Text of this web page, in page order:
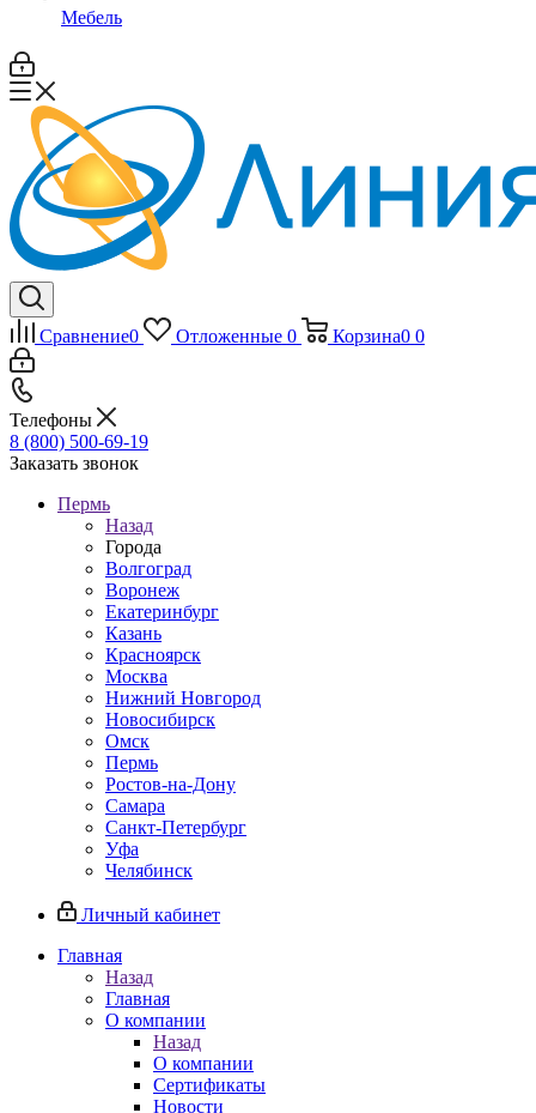
Мебель
Сравнение0 Отложенные 0 Корзина0 0
Телефоны
8 (800) 500-69-19
Заказать звонок
Пермь
Назад
Города
Волгоград
Воронеж
Екатеринбург
Казань
Красноярск
Москва
Нижний Новгород
Новосибирск
Омск
Пермь
Ростов-на-Дону
Самара
Санкт-Петербург
Уфа
Челябинск
Личный кабинет
Главная
Назад
Главная
О компании
Назад
О компании
Сертификаты
Новости